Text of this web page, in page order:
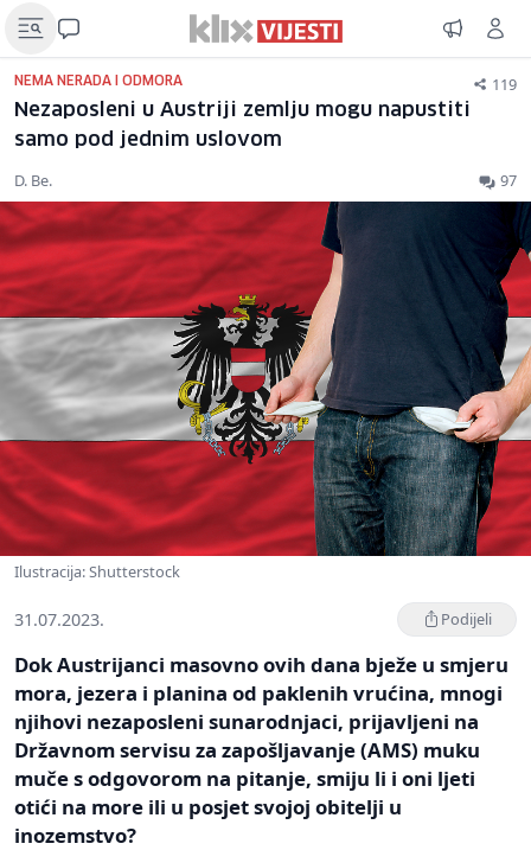
NEMA NERADA I ODMORA 119
Nezaposleni u Austriji zemlju mogu napustiti
samo pod jednim uslovom
D. Be. 97
Ilustracija: Shutterstock
31.07.2023. Podijeli
Dok Austrijanci masovno ovih dana bježe u smjeru
mora, jezera i planina od paklenih vrućina, mnogi
njihovi nezaposleni sunarodnjaci, prijavljeni na
Državnom servisu za zapošljavanje (AMS) muku
muče s odgovorom na pitanje, smiju li i oni ljeti
otići na more ili u posjet svojoj obitelji u
inozemstvo?